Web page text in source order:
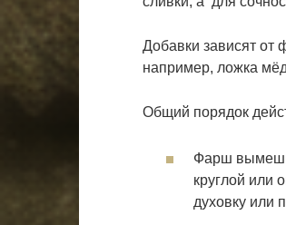
Добавки зависят от
например, ложка
Общий порядок
Фарш
круглой или
духовку или